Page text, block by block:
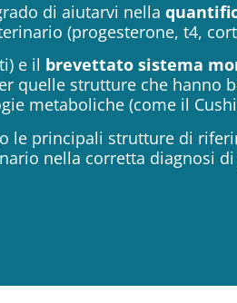
di aiutarvi nella
(progesterone, t4,
e il brevettato sistema
quelle strutture che hanno
metaboliche (come il
le principali strutture di
nella corretta diagnosi